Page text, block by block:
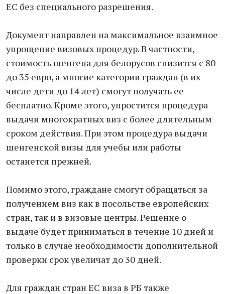
ЕС без специального разрешения.
Документ направлен на максимальное взаимное
упрощение визовых процедур. В частности,
стоимость шенгена для белорусов снизится с 80
до 35 евро, а многие категории граждан (в их
числе дети до 14 лет) смогут получать ее
бесплатно. Кроме этого, упростится процедура
выдачи многократных виз с более длительным
сроком действия. При этом процедура выдачи
шенгенской визы для учебы или работы
останется прежней.
Помимо этого, граждане смогут обращаться за
получением виз как в посольстве европейских
стран, так и в визовые центры. Решение о
выдаче будет приниматься в течение 10 дней и
только в случае необходимости дополнительной
проверки срок увеличат до 30 дней.
Для граждан стран ЕС виза в РБ также